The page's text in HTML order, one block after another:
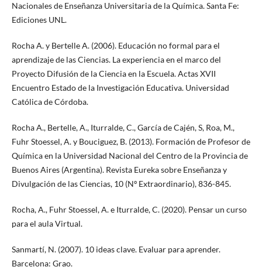
Nacionales de Enseñanza Universitaria de la Química. Santa Fe:
Ediciones UNL.
Rocha A. y Bertelle A. (2006). Educación no formal para el
aprendizaje de las Ciencias. La experiencia en el marco del
Proyecto Difusión de la Ciencia en la Escuela. Actas XVII
Encuentro Estado de la Investigación Educativa. Universidad
Católica de Córdoba.
Rocha A., Bertelle, A., Iturralde, C., García de Cajén, S, Roa, M.,
Fuhr Stoessel, A. y Bouciguez, B. (2013). Formación de Profesor de
Química en la Universidad Nacional del Centro de la Provincia de
Buenos Aires (Argentina). Revista Eureka sobre Enseñanza y
Divulgación de las Ciencias, 10 (Nº Extraordinario), 836-845.
Rocha, A., Fuhr Stoessel, A. e Iturralde, C. (2020). Pensar un curso
para el aula Virtual.
Sanmartí, N. (2007). 10 ideas clave. Evaluar para aprender.
Barcelona: Grao.